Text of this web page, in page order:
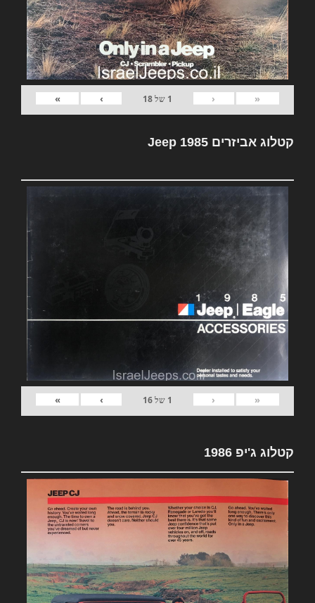
«
‹
1 של18
›
»
קטלוג אביזרים Jeep 1985
«
‹
1 של16
›
»
קטלוג ג'יפ 1986